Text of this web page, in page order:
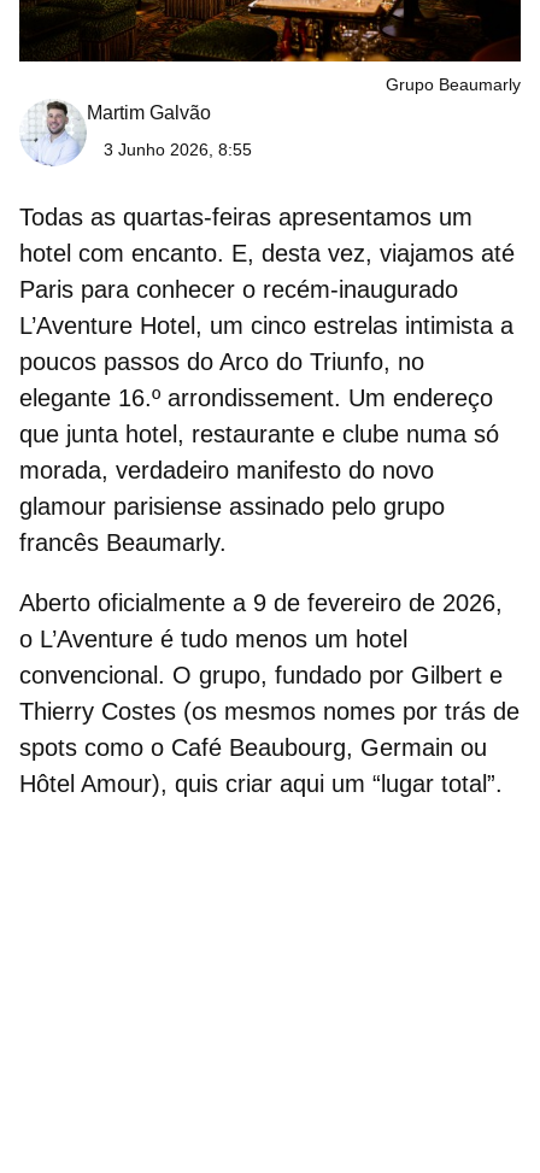
Grupo Beaumarly
Martim Galvão
3 Junho 2026, 8:55
Todas as quartas-feiras apresentamos um
hotel com encanto. E, desta vez, viajamos até
Paris para conhecer o recém‑inaugurado
L’Aventure Hotel, um cinco estrelas intimista a
poucos passos do Arco do Triunfo, no
elegante 16.º arrondissement. Um endereço
que junta hotel, restaurante e clube numa só
morada, verdadeiro manifesto do novo
glamour parisiense assinado pelo grupo
francês Beaumarly.
Aberto oficialmente a 9 de fevereiro de 2026,
o L’Aventure é tudo menos um hotel
convencional. O grupo, fundado por Gilbert e
Thierry Costes (os mesmos nomes por trás de
spots como o Café Beaubourg, Germain ou
Hôtel Amour), quis criar aqui um “lugar total”.